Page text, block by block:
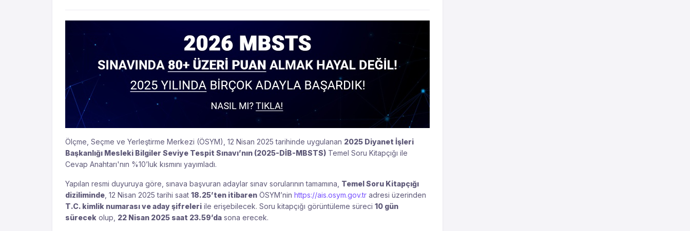
Ölçme, Seçme ve Yerleştirme Merkezi (ÖSYM), 12 Nisan 2025 tarihinde uygulanan 2025 Diyanet İşleri
Başkanlığı Mesleki Bilgiler Seviye Tespit Sınavı’nın (2025-DİB-MBSTS) Temel Soru Kitapçığı ile
Cevap Anahtarı'nın %10’luk kısmını yayımladı.
Yapılan resmi duyuruya göre, sınava başvuran adaylar sınav sorularının tamamına, Temel Soru Kitapçığı
diziliminde , 12 Nisan 2025 tarihi saat 18.25’ten itibaren ÖSYM’nin https://ais.osym.gov.tr adresi üzerinden
T.C. kimlik numarası ve aday şifreleri ile erişebilecek. Soru kitapçığı görüntüleme süreci 10 gün
sürecek olup, 22 Nisan 2025 saat 23.59’da sona erecek.